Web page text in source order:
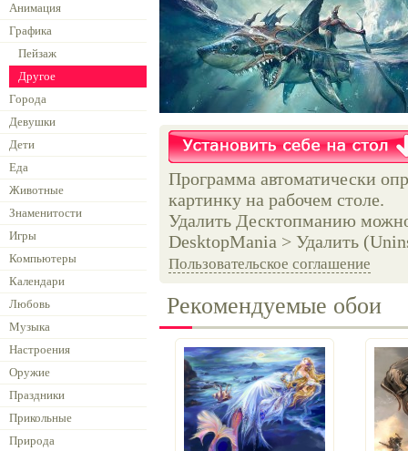
Анимация
Графика
Пейзаж
Другое
Города
Девушки
Дети
Еда
Животные
Знаменитости
Игры
Компьютеры
Календари
Любовь
Музыка
Настроения
Оружие
Праздники
Прикольные
Природа
Программа автоматически
картинку на рабочем столе.
Удалить Десктопманию
DesktopMania > Удалить
Пользовательское соглашение
Рекомендуемые обои